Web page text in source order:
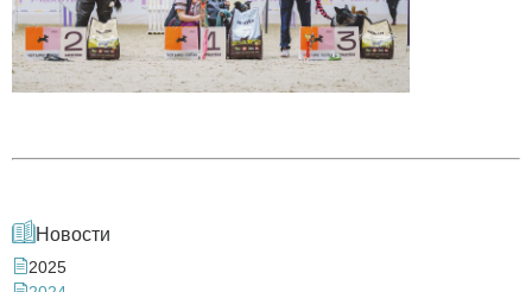
Новости
2025